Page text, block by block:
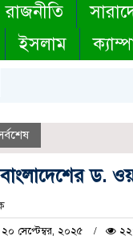
রাজনীতি
ইসলাম
ড.
সেপ্টেম্বর, ২০২৫